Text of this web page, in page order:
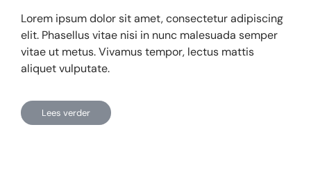
Lorem ipsum dolor sit amet, consectetur adipiscing
elit. Phasellus vitae nisi in nunc malesuada semper
vitae ut metus. Vivamus tempor, lectus mattis
aliquet vulputate.
Lees verder